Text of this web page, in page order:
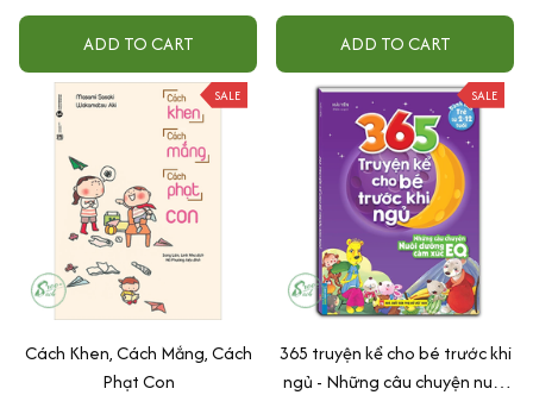
ADD TO CART ADD TO CART
SALE
Cách Khen, Cách Mắng, Cách
Phạt Con
SALE
365 truyện kể cho bé trước khi
ngủ - Những câu chuyện nuôi